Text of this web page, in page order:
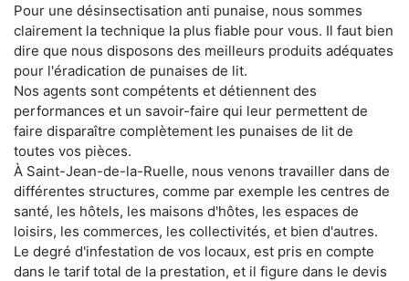
Pour une désinsectisation anti punaise, nous sommes
clairement la technique la plus fiable pour vous. Il faut bien
dire que nous disposons des meilleurs produits adéquates
pour l'éradication de punaises de lit.
Nos agents sont compétents et détiennent des
performances et un savoir-faire qui leur permettent de
faire disparaître complètement les punaises de lit de
toutes vos pièces.
À Saint-Jean-de-la-Ruelle, nous venons travailler dans de
différentes structures, comme par exemple les centres de
santé, les hôtels, les maisons d'hôtes, les espaces de
loisirs, les commerces, les collectivités, et bien d'autres.
Le degré d'infestation de vos locaux, est pris en compte
dans le tarif total de la prestation, et il figure dans le devis